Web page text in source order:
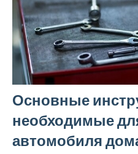
Основные
необходимые
автомобиля